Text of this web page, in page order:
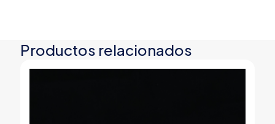
Productos relacionados